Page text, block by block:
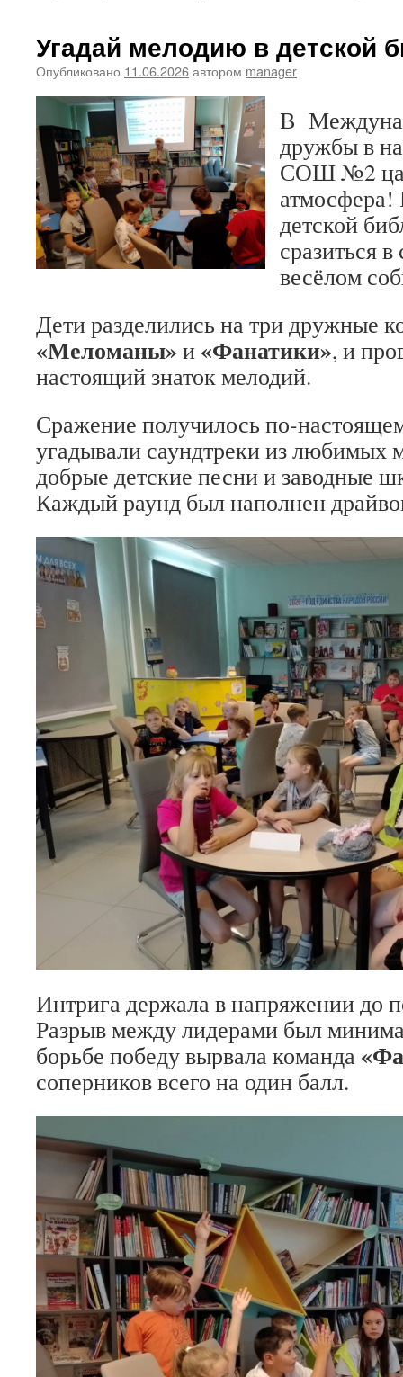
Угадай мелодию в детской
Опубликовано 11.06.2026автором manager
В
дружбы в
СОШ №2
атмосфера!
детской
сразиться
весёлом
Дети разделились на три дружные
«Меломаны» и «Фанатики», и
настоящий знаток мелодий.
Сражение получилось по-
угадывали саундтреки из любимых
добрые детские песни и заводные
Каждый раунд был наполнен
Интрига держала в напряжении до
Разрыв между лидерами был
борьбе победу вырвала команда
соперников всего на один балл.